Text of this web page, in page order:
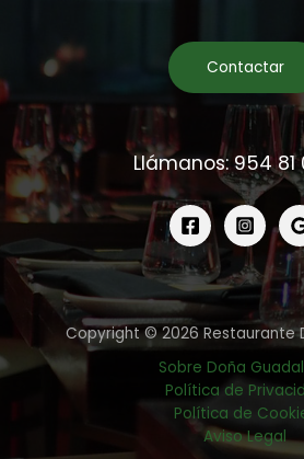
Contactar
Llámanos: 954 81
Copyright © 2026 Restaurante
Sobre Doña
Política de
Política de
Aviso Legal